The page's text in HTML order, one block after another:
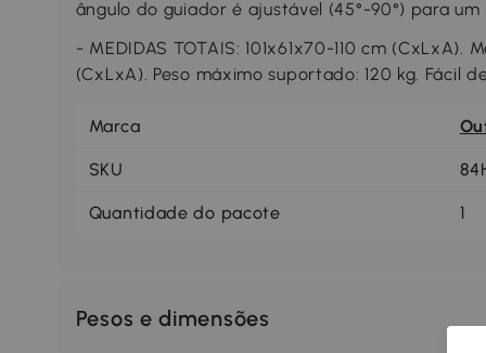
ângulo do guiador é ajustável (45°-90°) para
- MEDIDAS TOTAIS: 101x61x70-110 cm
(CxLxA). Peso máximo suportado: 120 kg. Fácil
Marca
SKU
Quantidade do pacote 1
Pesos e dimensões